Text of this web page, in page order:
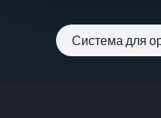
Система для